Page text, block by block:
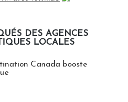
DES AGENCES
LOCALES
Canada booste